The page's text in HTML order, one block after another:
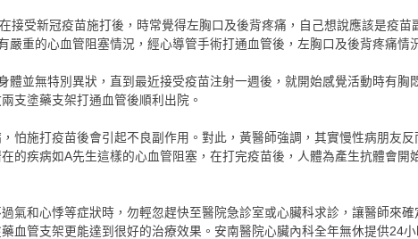
接受新冠疫苗施打後，時常覺得左胸口及後背疼痛，自己想說應該是疫
重的心血管阻塞情況，經心導管手術打通血管後，左胸口及後背疼痛情
並無特別異狀，直到最近接受疫苗注射一週後，就開始感覺活動時有胸
支塗藥支架打通血管後順利出院。
怕施打疫苗後會引起不良副作用。對此，黃醫師強調，其實慢性病朋友
的疾病如A先生這樣的心血管阻塞，在打完疫苗後，人體為產生抗體會開
氣和心悸等症狀時，勿輕忽趕快至醫院急診室或心臟科求診，讓醫師來
血管支架更能達到很好的治療效果。安南醫院心臟內科全年無休提供24